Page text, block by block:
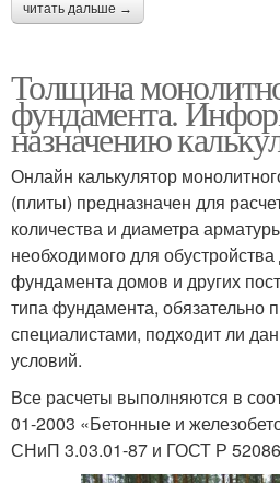
читать дальше →
Толщина
фундамента.
назначению
Онлайн калькулятор
(плиты) предназначен для
количества и диаметра
необходимого для
фундамента домов и других
типа фундамента, обязательно
специалистами, подходит ли
условий.
Все расчеты выполняются в
01-2003 «Бетонные и
СНиП 3.03.01-87 и ГОСТ Р